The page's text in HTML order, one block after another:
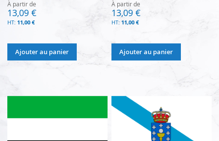
À partir de
13,09 €
11,00 €
Ajouter au panier
À partir de
13,09 €
11,00 €
Ajouter au panier